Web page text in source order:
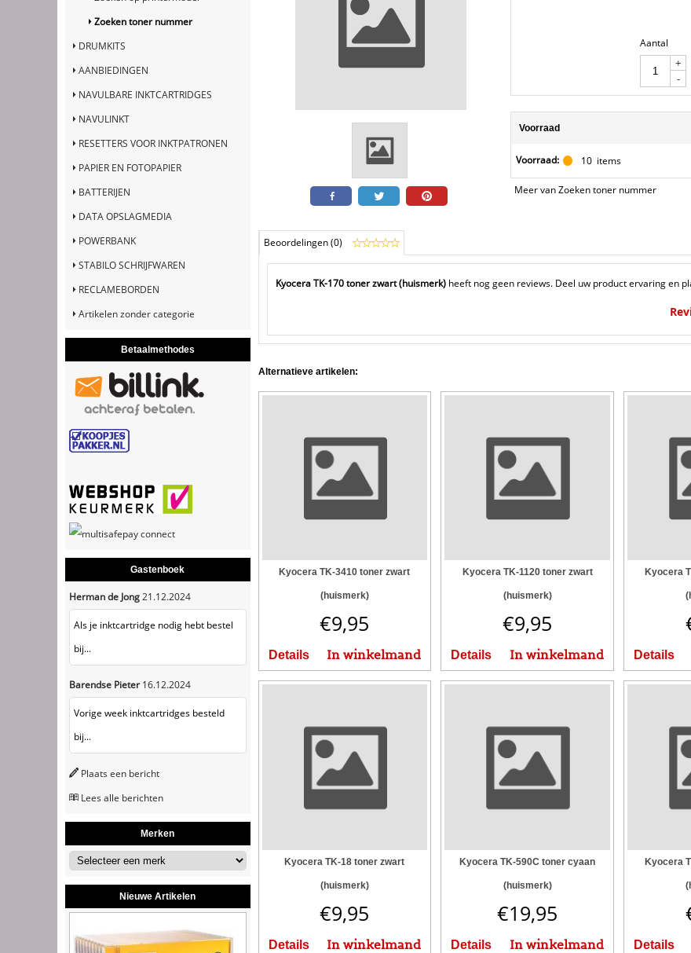
Zoeken toner nummer
DRUMKITS
AANBIEDINGEN
NAVULBARE INKTCARTRIDGES
NAVULINKT
RESETTERS VOOR INKTPATRONEN
PAPIER EN FOTOPAPIER
BATTERIJEN
DATA OPSLAGMEDIA
POWERBANK
STABILO SCHRIJFWAREN
RECLAMEBORDEN
Artikelen zonder categorie
Betaalmethodes
Gastenboek
Herman de Jong21.12.2024
Als je inktcartridge nodig hebt bestel
bij...
Barendse Pieter 16.12.2024
Vorige week inktcartridges besteld
bij...
Plaats een bericht
Lees alle berichten
Merken
Nieuwe Artikelen
Aantal
+
-
Voorraad
Voorraad: 10 items
Meer van Zoeken toner nummer
Beoordelingen (0)
Kyocera TK-170 toner zwart (huismerk)heeft nog geen reviews. Deel uw product ervaring en
Alternatieve artikelen:
Kyocera TK-3410 toner zwart
(huismerk)
€9,95
Details In winkelmand
Kyocera TK-1120 toner zwart
(huismerk)
€9,95
Details In winkelmand
Kyocera
Details
Kyocera TK-18 toner zwart
(huismerk)
€9,95
Details In winkelmand
Kyocera TK-590C toner cyaan
(huismerk)
€19,95
Details In winkelmand
Kyocera
Details